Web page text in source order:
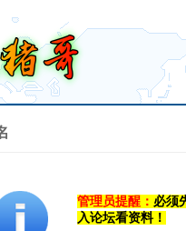
管理员提醒： 必须
入论坛看资料！